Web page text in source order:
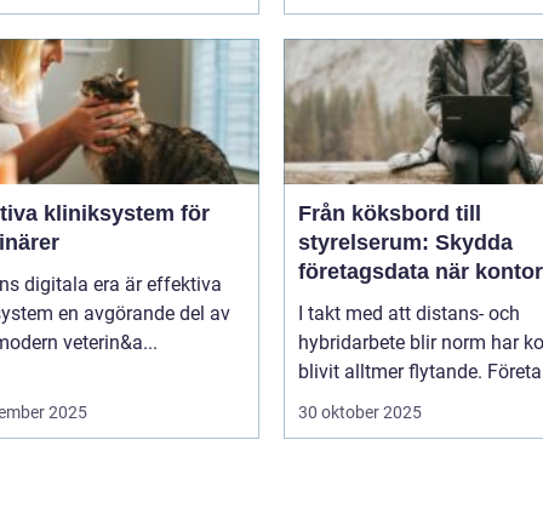
kliniksystem för
digitala era är effektiva
en avgörande del av
veterin&a...
2025
Från köksbord till
styrelserum: Skydda
företagsdata när
överallt
I takt med att distans- och
hybridarbete blir norm har
blivit alltmer flytande.
30 oktober 2025